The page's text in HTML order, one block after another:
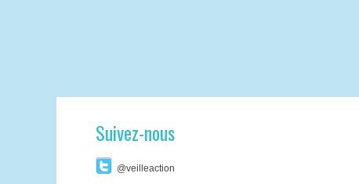
Suivez-nous
@veilleaction